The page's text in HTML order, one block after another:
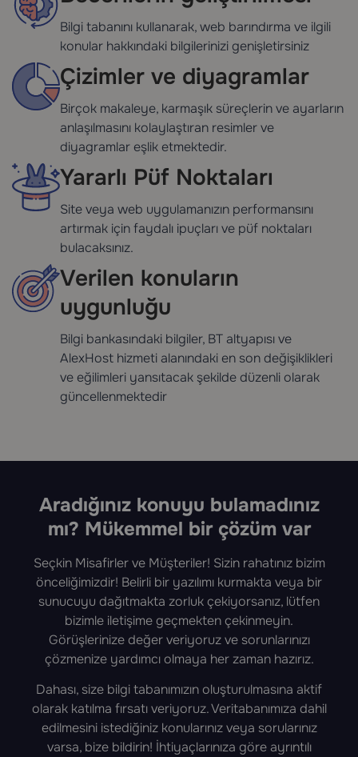
Bilgi tabanını kullanarak, web barındırma ve ilgili
konular hakkındaki bilgilerinizi genişletirsiniz
Çizimler ve diyagramlar
Birçok makaleye, karmaşık süreçlerin ve ayarların
anlaşılmasını kolaylaştıran resimler ve
diyagramlar eşlik etmektedir.
Yararlı Püf Noktaları
Site veya web uygulamanızın performansını
artırmak için faydalı ipuçları ve püf noktaları
bulacaksınız.
Verilen konuların
uygunluğu
Bilgi bankasındaki bilgiler, BT altyapısı ve
AlexHost hizmeti alanındaki en son değişiklikleri
ve eğilimleri yansıtacak şekilde düzenli olarak
güncellenmektedir
Aradığınız konuyu bulamadınız
mı? Mükemmel bir çözüm var
Seçkin Misafirler ve Müşteriler! Sizin rahatınız bizim
önceliğimizdir! Belirli bir yazılımı kurmakta veya bir
sunucuyu dağıtmakta zorluk çekiyorsanız, lütfen
bizimle iletişime geçmekten çekinmeyin.
Görüşlerinize değer veriyoruz ve sorunlarınızı
çözmenize yardımcı olmaya her zaman hazırız.
Dahası, size bilgi tabanımızın oluşturulmasına aktif
olarak katılma fırsatı veriyoruz. Veritabanımıza dahil
edilmesini istediğiniz konularınız veya sorularınız
varsa, bize bildirin! İhtiyaçlarınıza göre ayrıntılı